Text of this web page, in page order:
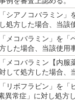
シアノコバラミン」
処方した場合、当該
メコバラミン」を「
した場合、当該使用
メコバラミン【内服
して処方した場合、
リボフラビン」を「
異常症」に対し処方